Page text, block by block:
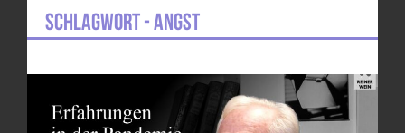
Schlagwort - Angst